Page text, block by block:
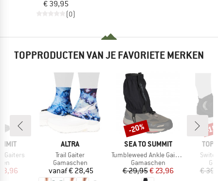
€ 39,95
(0)
TOPPRODUCTEN VAN JE FAVORIETE MERKEN
Gaiters
prijs
MERK
ALTRA
Artikel
Trail Gaiter
Productgroep
Gamaschen
Prijs
vanaf€ 28,45
MERK
SEA TO SUMMIT
Artikel
Tumbleweed Ankle Gaiters
Productgroep
Gamaschen
Prijs
€ 29,95Verlaagde prijs
€ 23,96
Korting
-20%
Artikel
€
-